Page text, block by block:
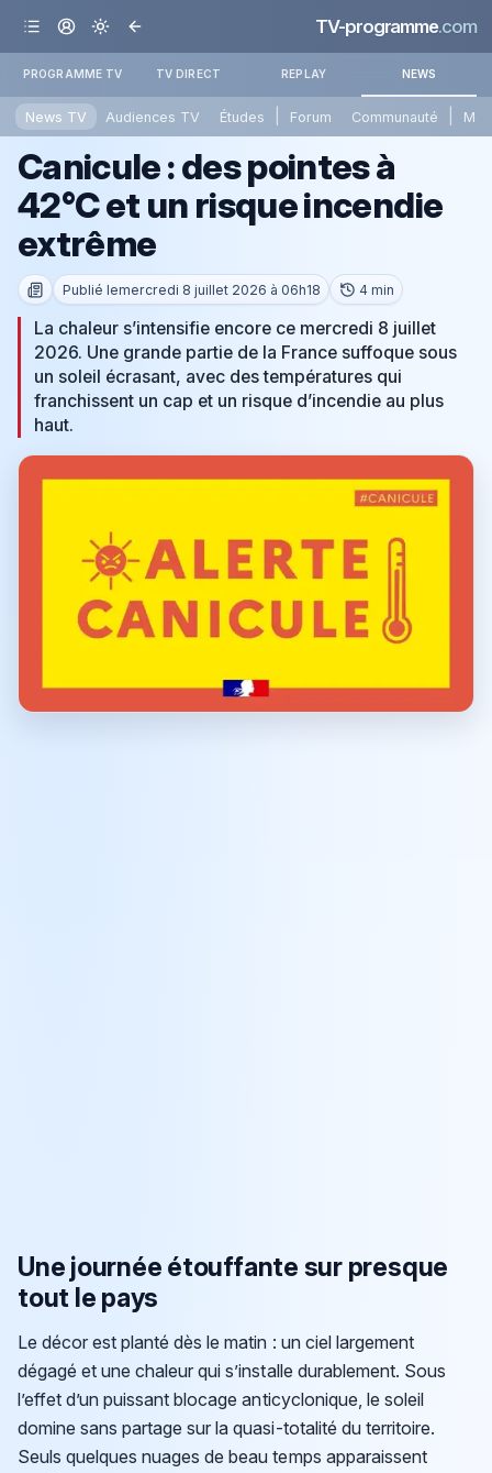
TV-programme.com
PROGRAMME TV TV DIRECT REPLAY NEWS
News TV Audiences TV Études Forum Communauté
Canicule : des pointes à
42°C et un risque incendie
extrême
Publié lemercredi 8 juillet 2026 à 06h18 4 min
La chaleur s’intensifie encore ce mercredi 8 juillet
2026. Une grande partie de la France suffoque sous
un soleil écrasant, avec des températures qui
franchissent un cap et un risque d’incendie au plus
haut.
Une journée étouffante sur presque
tout le pays
Le décor est planté dès le matin : un ciel largement
dégagé et une chaleur qui s’installe durablement. Sous
l’effet d’un puissant blocage anticyclonique, le soleil
domine sans partage sur la quasi-totalité du territoire.
Seuls quelques nuages de beau temps apparaissent